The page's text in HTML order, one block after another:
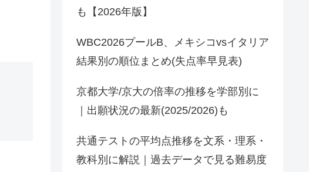
も【2026年版】
WBC2026プールB、メキシコvsイタリア
結果別の順位まとめ(失点率早見表)
京都大学/京大の倍率の推移を学部別に
｜出願状況の最新(2025/2026)も
共通テストの平均点推移を文系・理系・
教科別に解説｜過去データで見る難易度